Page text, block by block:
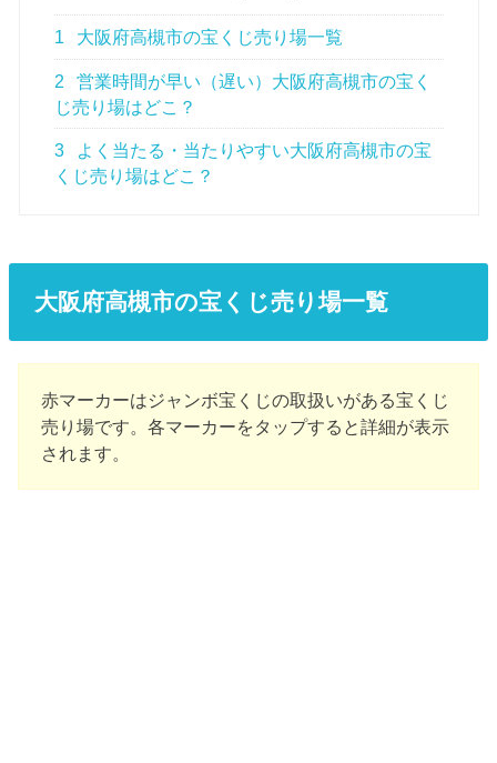
1 大阪府高槻市の宝くじ売り場一覧
2
営業時間が早い（遅い）大阪府高槻市の宝く
じ売り場はどこ？
3
よく当たる・当たりやすい大阪府高槻市の宝
くじ売り場はどこ？
大阪府高槻市の宝くじ売り場一覧
赤マーカーはジャンボ宝くじの取扱いがある宝くじ
売り場です。各マーカーをタップすると詳細が表示
されます。